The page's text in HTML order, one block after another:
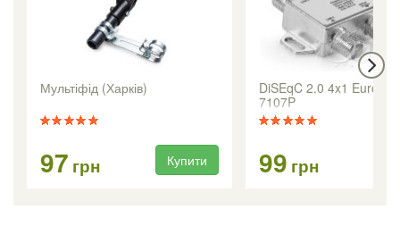
Мультіфід (Харків)
97 грн Купити
DiSEqC 2.0 4x1
7107P
99 грн